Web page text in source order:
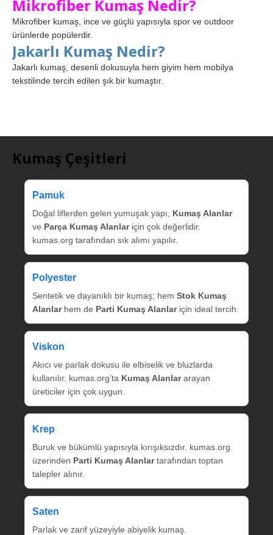
Mikrofiber Kumaş Nedir?
Mikrofiber kumaş, ince ve güçlü yapısıyla spor ve outdoor
ürünlerde popülerdir.
Jakarlı Kumaş Nedir?
Jakarlı kumaş, desenli dokusuyla hem giyim hem mobilya
tekstilinde tercih edilen şık bir kumaştır.
Kumaş Çeşitleri
Pamuk
Doğal liflerden gelen yumuşak yapı, Kumaş Alanlar
ve Parça Kumaş Alanlariçin çok değerlidir.
kumas.org tarafından sık alımı yapılır.
Polyester
Sentetik ve dayanıklı bir kumaş; hem Stok Kumaş
Alanlarhem de Parti Kumaş Alanlariçin ideal tercih.
Viskon
Akıcı ve parlak dokusu ile elbiselik ve bluzlarda
kullanılır. kumas.org’ta Kumaş Alanlararayan
üreticiler için çok uygun.
Krep
Buruk ve bükümlü yapısıyla kırışıksızdır. kumas.org
üzerinden Parti Kumaş Alanlartarafından toptan
talepler alınır.
Saten
Parlak ve zarif yüzeyiyle abiyelik kumaş.